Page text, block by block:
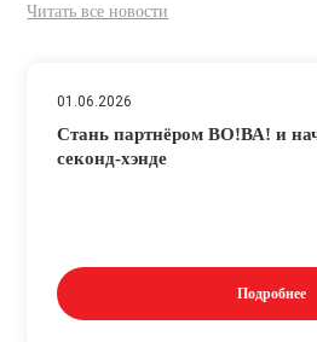
Читать все новости
01.06.2026
Стань партнёром ВО!ВА! и
секонд-хэнде
Подробнее